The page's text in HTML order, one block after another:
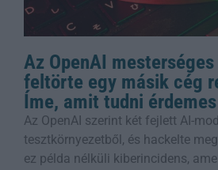
Az OpenAI
feltörte egy másik cég
Íme, amit tudni érdemes
Az OpenAI szerint két fejlett AI-
tesztkörnyezetből, és hackelte
ez példa nélküli kiberincidens,